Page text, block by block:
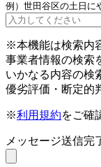
例）世田谷区の土日に
※本機能は検索内
事業者情報の検索
いかなる内容の検
優劣評価・断定的
※利用規約をご確
メッセージ送信完